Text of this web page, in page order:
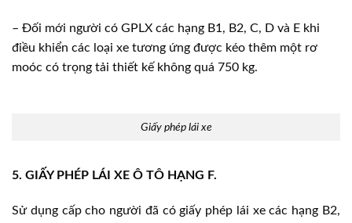
– Đối mới người có GPLX các hạng B1, B2, C, D và E khi
điều khiển các loại xe tương ứng được kéo thêm một rơ
moóc có trọng tải thiết kế không quá 750 kg.
Giấy phép lái xe
5. GIẤY PHÉP LÁI XE Ô TÔ HẠNG F.
Sử dụng cấp cho người đã có giấy phép lái xe các hạng B2,